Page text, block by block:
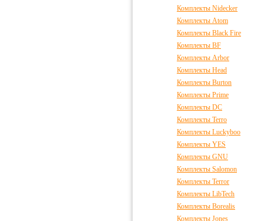
Комплекты Nidecker
Комплекты Atom
Комплекты Black Fire
Комплекты BF
Комплекты Arbor
Комплекты Head
Комплекты Burton
Комплекты Prime
Комплекты DC
Комплекты Terro
Комплекты Luckyboo
Комплекты YES
Комплекты GNU
Комплекты Salomon
Комплекты Terror
Комплекты LibTech
Комплекты Borealis
Комплекты Jones